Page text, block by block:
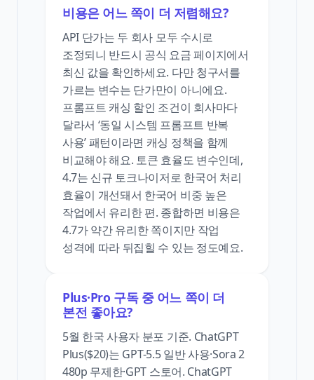
비용은 어느 쪽이 더 저렴해요?
API 단가는 두 회사 모두 수시로
조정되니 반드시 공식 요금 페이지에서
최신 값을 확인하세요. 다만 청구서를
가르는 변수는 단가만이 아니에요.
프롬프트 캐싱 할인 조건이 회사마다
달라서 ‘동일 시스템 프롬프트 반복
사용’ 패턴이라면 캐싱 정책을 함께
비교해야 해요. 토큰 효율도 변수인데,
4.7는 신규 토크나이저로 한국어 처리
효율이 개선돼서 한국어 비중 높은
작업에서 유리한 편. 종합하면 비용은
4.7가 약간 유리한 쪽이지만 작업
성격에 따라 뒤집힐 수 있는 정도예요.
Plus·Pro 구독 중 어느 쪽이 더
본전 좋아요?
5월 한국 사용자 분포 기준. ChatGPT
Plus($20)는 GPT-5.5 일반 사용·Sora 2
480p 무제한·GPT 스토어. ChatGPT